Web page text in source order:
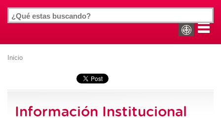
Inicio
Información Institucional